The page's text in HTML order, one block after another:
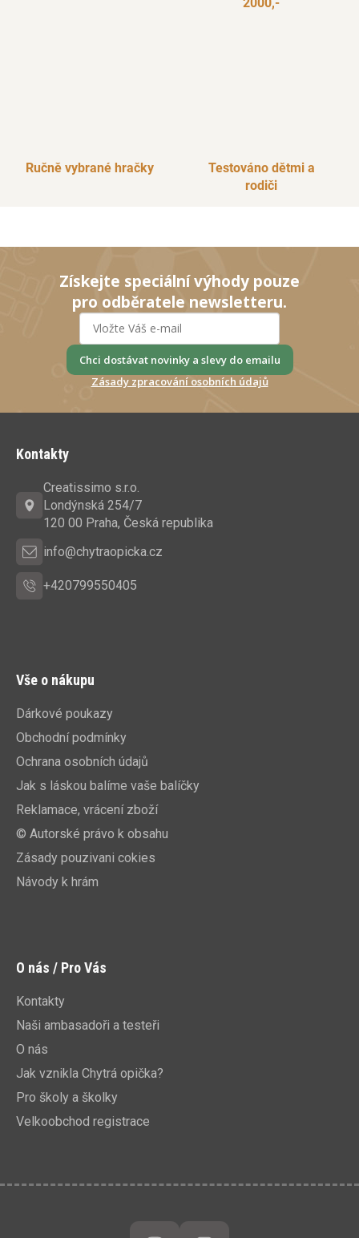
Ručně vybrané hračky
Testováno dětmi a
rodiči
Získejte speciální výhody pouze
pro odběratele newsletteru.
Chci dostávat novinky a slevy do emailu
Zásady zpracování osobních údajů
Kontakty
Creatissimo s.r.o.
Londýnská 254/7
120 00 Praha, Česká republika
info@chytraopicka.cz
+420799550405
Vše o nákupu
Dárkové poukazy
Obchodní podmínky
Ochrana osobních údajů
Jak s láskou balíme vaše balíčky
Reklamace, vrácení zboží
© Autorské právo k obsahu
Zásady pouzivani cokies
Návody k hrám
O nás / Pro Vás
Kontakty
Naši ambasadoři a testeři
O nás
Jak vznikla Chytrá opička?
Pro školy a školky
Velkoobchod registrace